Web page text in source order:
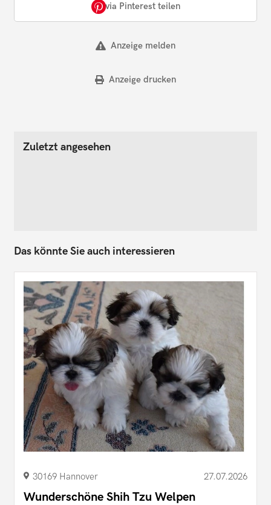
via Pinterest teilen
Anzeige melden
Anzeige drucken
Zuletzt angesehen
Das könnte Sie auch interessieren
30169 Hannover 27.07.2026
Wunderschöne Shih Tzu Welpen